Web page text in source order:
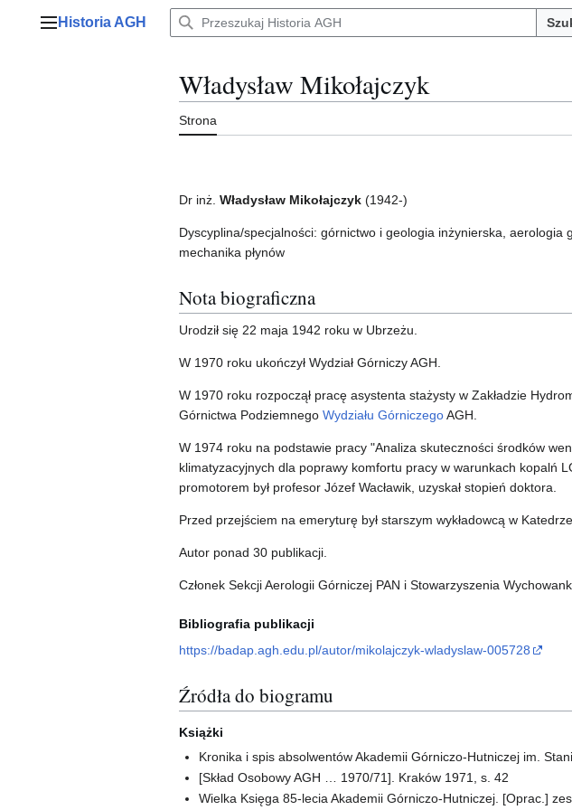
Menu główne
Historia AGH
Władysław Mikołajczyk
Strona
Dr inż. Władysław Mikołajczyk (1942-)
Dyscyplina/specjalności: górnictwo i geologia inżynierska, aerologia
mechanika płynów
Nota biograficzna
Urodził się 22 maja 1942 roku w Ubrzeżu.
W 1970 roku ukończył Wydział Górniczy AGH.
W 1970 roku rozpoczął pracę asystenta stażysty w Zakładzie
Górnictwa Podziemnego Wydziału GórniczegoAGH.
W 1974 roku na podstawie pracy "Analiza skuteczności środków
klimatyzacyjnych dla poprawy komfortu pracy w warunkach kopalń
promotorem był profesor Józef Wacławik, uzyskał stopień doktora.
Przed przejściem na emeryturę był starszym wykładowcą w
Autor ponad 30 publikacji.
Członek Sekcji Aerologii Górniczej PAN i Stowarzyszenia
Bibliografia publikacji
https://badap.agh.edu.pl/autor/mikolajczyk-wladyslaw-005728
Źródła do biogramu
Książki
Kronika i spis absolwentów Akademii Górniczo-Hutniczej im.
[Skład Osobowy AGH … 1970/71]. Kraków 1971, s. 42
Wielka Księga 85-lecia Akademii Górniczo-Hutniczej. [Oprac.]